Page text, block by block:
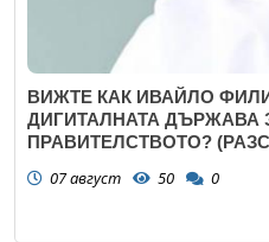
ВИЖТЕ КАК ИВАЙЛО
ДИГИТАЛНАТА ДЪРЖАВА
ПРАВИТЕЛСТВОТО?
07 август 50 0